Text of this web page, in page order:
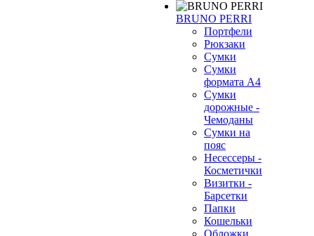
BRUNO PERRI
Портфели
Рюкзаки
Сумки
Сумки
формата А4
Сумки
дорожные -
Чемоданы
Сумки на
пояс
Несессеры -
Косметички
Визитки -
Барсетки
Папки
Кошельки
Обложки